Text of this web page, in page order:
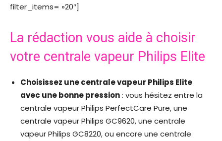
filter_items= »20″]
La rédaction vous aide à choisir
votre centrale vapeur Philips Elite
Choisissez une centrale vapeur Philips Elite
avec une bonne pression: vous hésitez entre la
centrale vapeur Philips PerfectCare Pure, une
centrale vapeur Philips GC9620, une centrale
vapeur Philips GC8220, ou encore une centrale